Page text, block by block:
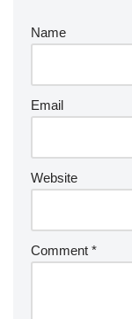
Name
Email
Website
Comment *